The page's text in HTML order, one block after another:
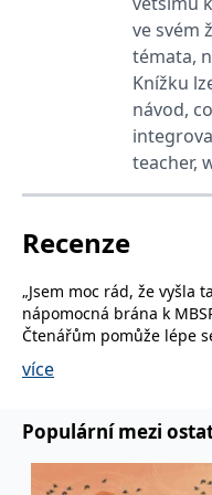
ve svém
témata,
Knížku
návod,
teacher,
Recenze
„Jsem moc rád, že vyšla
nápomocná brána k
Čtenářům pomůže lépe
nemocemi a lidskou
pohroma
"Bez debat zatím
přiblížení MBSR, tahle
více
Populární mezi
Meta Platform
.grada.cz
Microsoft
Corporation
.c.bing.com
Corporation
.c.clarity.ms
__utmzzses
.grada.cz